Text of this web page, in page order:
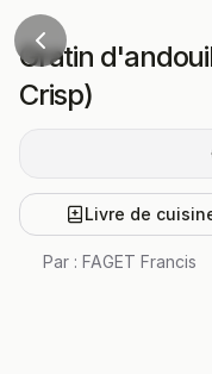
Gratin
Crisp)
Livre de
Par : FAGET Francis